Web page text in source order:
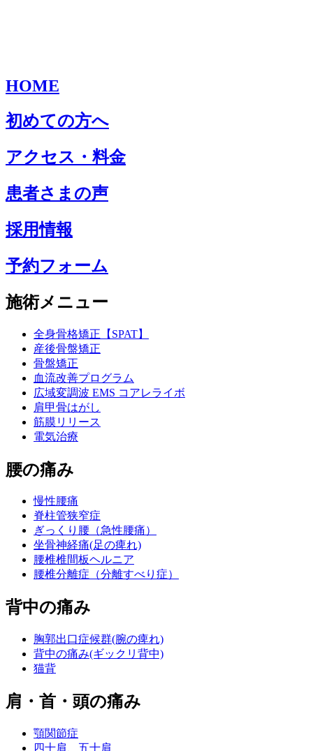
HOME
初めての方へ
アクセス・料金
患者さまの声
採用情報
予約フォーム
施術メニュー
全身骨格矯正【SPAT】
産後骨盤矯正
骨盤矯正
血流改善プログラム
広域変調波 EMS コアレライボ
肩甲骨はがし
筋膜リリース
電気治療
腰の痛み
慢性腰痛
脊柱管狭窄症
ぎっくり腰（急性腰痛）
坐骨神経痛(足の痺れ)
腰椎椎間板ヘルニア
腰椎分離症（分離すべり症）
背中の痛み
胸郭出口症候群(腕の痺れ)
背中の痛み(ギックリ背中)
猫背
肩・首・頭の痛み
顎関節症
四十肩、五十肩